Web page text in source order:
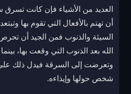
العديد من الأشياء فإن كانت
أن تهتم بالأفعال التي تقوم بها
السيئة والذنوب فمن الجيد أن
الله بعد الذنوب التي وقعت بها،
وتعرضت إلى السرقة فيدل ذلك
شخص حولها وإيذاءه.